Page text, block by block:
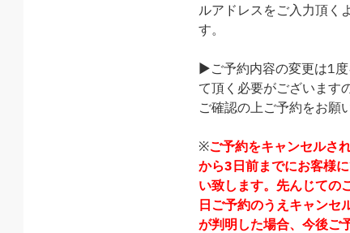
ルアドレスをご入力頂く
す。
▶ご予約内容の変更は1
て頂く必要がございます
ご確認の上ご予約をお願
※ご予約をキャンセルさ
から3日前までにお客様
い致します。先んじての
日ご予約のうえキャンセ
が判明した場合、今後ご